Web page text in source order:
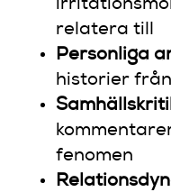
relatera till
Personliga
historier
fenomen